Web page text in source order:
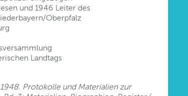
und 1946 Leiter des
Oberpfalz
Landtags
Protokolle und Materialien zur